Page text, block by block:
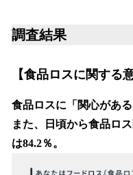
調査結果
【食品ロスに関する
食品ロスに「関心がある
また、日頃から食品ロ
は84.2％。